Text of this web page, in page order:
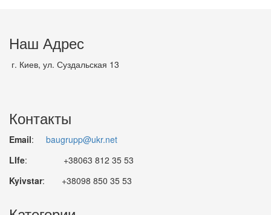
Наш Адрес
г. Киев, ул. Суздальская 13
Контакты
Email: baugrupp@ukr.net
LIfe: +38063 812 35 53
Kyivstar: +38098 850 35 53